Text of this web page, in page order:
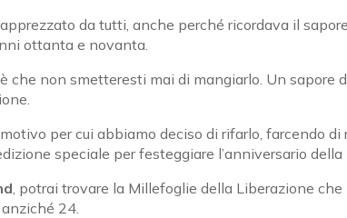
da tutti, anche perché ricordava il
ottanta e novanta.
che non smetteresti mai di mangiarlo. Un sapore
per cui abbiamo deciso di rifarlo, farcendo di
speciale per festeggiare l’anniversario della
, potrai trovare la Millefoglie della Liberazione
anziché 24.